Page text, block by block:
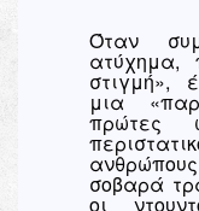
Όταν
ατύχημα,
στιγμή»,
μια
πρώτες
σοβαρά
οι